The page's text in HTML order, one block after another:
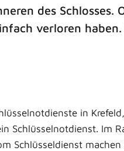
des Schlosses.
verloren
in
Schlüsselnotdienst. Im
Schlüsseldienst